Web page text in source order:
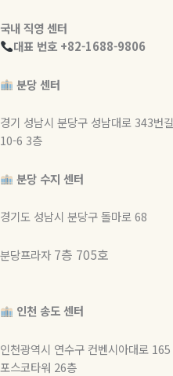
국내 직영 센터
대표 번호 +82-1688-9806
분당 센터
경기 성남시 분당구 성남대로 343번길
10-6 3층
분당 수지 센터
경기도 성남시 분당구 돌마로 68
분당프라자 7층 705호
인천 송도 센터
인천광역시 연수구 컨벤시아대로 165
포스코타워 26층